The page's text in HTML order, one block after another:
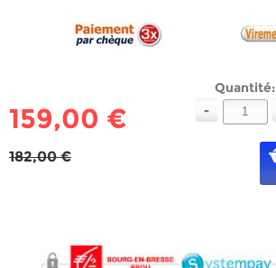
159,00 €
182,00 €
Quantité:
-